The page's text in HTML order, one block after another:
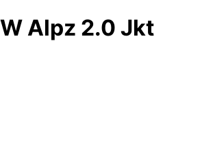
W Alpz 2.0 Jkt